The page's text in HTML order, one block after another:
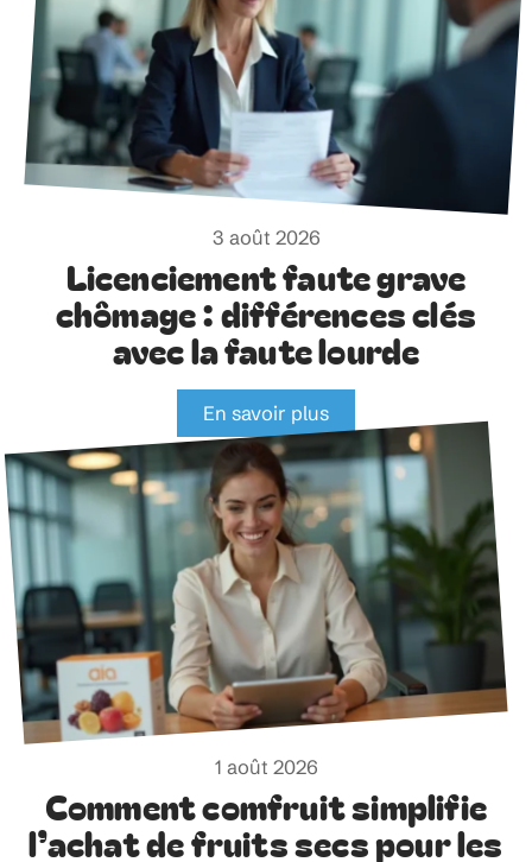
3 août 2026
Licenciement faute grave
chômage : différences clés
avec la faute lourde
En savoir plus
1 août 2026
Comment comfruit simplifie
l’achat de fruits secs pour les